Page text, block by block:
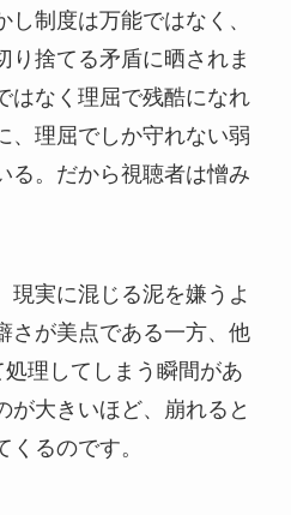
制度は万能ではなく、
り捨てる矛盾に晒されま
はなく理屈で残酷になれ
、理屈でしか守れない弱
る。だから視聴者は憎み
現実に混じる泥を嫌うよ
さが美点である一方、他
処理してしまう瞬間があ
が大きいほど、崩れると
るのです。